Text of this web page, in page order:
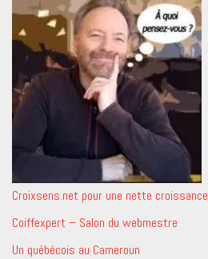
Croixsens.net pour une nette croissance
Coiffexpert – Salon du webmestre
Un québécois au Cameroun